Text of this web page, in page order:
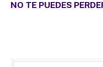
NO TE PUEDES